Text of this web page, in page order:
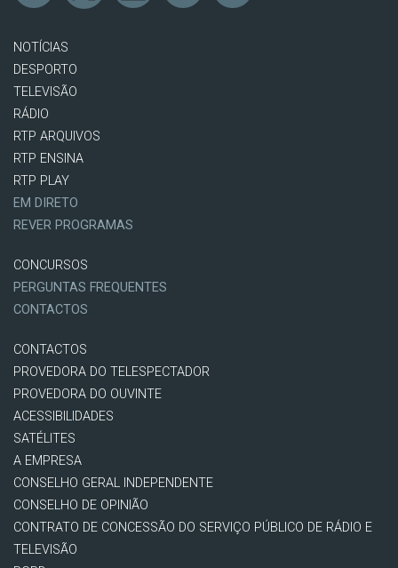
NOTÍCIAS
DESPORTO
TELEVISÃO
RÁDIO
RTP ARQUIVOS
RTP ENSINA
RTP PLAY
EM DIRETO
REVER PROGRAMAS
CONCURSOS
PERGUNTAS FREQUENTES
CONTACTOS
CONTACTOS
PROVEDORA DO TELESPECTADOR
PROVEDORA DO OUVINTE
ACESSIBILIDADES
SATÉLITES
A EMPRESA
CONSELHO GERAL INDEPENDENTE
CONSELHO DE OPINIÃO
CONTRATO DE CONCESSÃO DO SERVIÇO PÚBLICO DE RÁDIO E
TELEVISÃO